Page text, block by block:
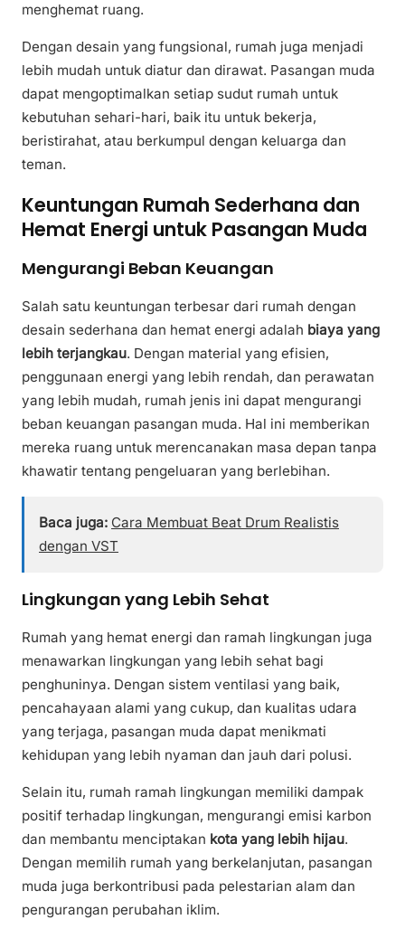
menghemat ruang.
Dengan desain yang fungsional, rumah juga menjadi
lebih mudah untuk diatur dan dirawat. Pasangan muda
dapat mengoptimalkan setiap sudut rumah untuk
kebutuhan sehari-hari, baik itu untuk bekerja,
beristirahat, atau berkumpul dengan keluarga dan
teman.
Keuntungan Rumah Sederhana dan
Hemat Energi untuk Pasangan Muda
Mengurangi Beban Keuangan
Salah satu keuntungan terbesar dari rumah dengan
desain sederhana dan hemat energi adalah biaya yang
lebih terjangkau. Dengan material yang efisien,
penggunaan energi yang lebih rendah, dan perawatan
yang lebih mudah, rumah jenis ini dapat mengurangi
beban keuangan pasangan muda. Hal ini memberikan
mereka ruang untuk merencanakan masa depan tanpa
khawatir tentang pengeluaran yang berlebihan.
Baca juga: Cara Membuat Beat Drum Realistis
dengan VST
Lingkungan yang Lebih Sehat
Rumah yang hemat energi dan ramah lingkungan juga
menawarkan lingkungan yang lebih sehat bagi
penghuninya. Dengan sistem ventilasi yang baik,
pencahayaan alami yang cukup, dan kualitas udara
yang terjaga, pasangan muda dapat menikmati
kehidupan yang lebih nyaman dan jauh dari polusi.
Selain itu, rumah ramah lingkungan memiliki dampak
positif terhadap lingkungan, mengurangi emisi karbon
dan membantu menciptakan kota yang lebih hijau.
Dengan memilih rumah yang berkelanjutan, pasangan
muda juga berkontribusi pada pelestarian alam dan
pengurangan perubahan iklim.